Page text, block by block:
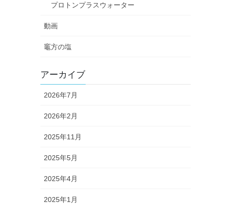
プロトンプラスウォーター
動画
竈方の塩
アーカイブ
2026年7月
2026年2月
2025年11月
2025年5月
2025年4月
2025年1月